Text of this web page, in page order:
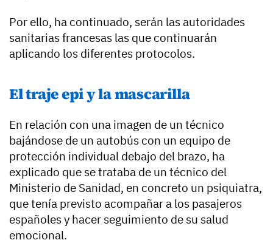
Por ello, ha continuado, serán las autoridades
sanitarias francesas las que continuarán
aplicando los diferentes protocolos.
El traje epi y la mascarilla
En relación con una imagen de un técnico
bajándose de un autobús con un equipo de
protección individual debajo del brazo, ha
explicado que se trataba de un técnico del
Ministerio de Sanidad, en concreto un psiquiatra,
que tenía previsto acompañar a los pasajeros
españoles y hacer seguimiento de su salud
emocional.